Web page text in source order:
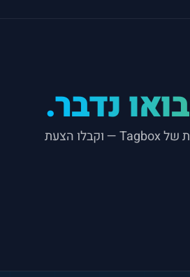
בואו נדבר.
גלו את מגוון האטרקציות, עמדות הצילום והחוויות של Tagbox — וקבלו הצעת